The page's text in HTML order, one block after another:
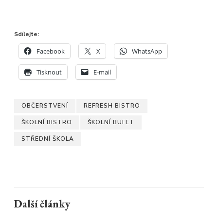
Sdílejte:
Facebook X WhatsApp
Tisknout E-mail
OBČERSTVENÍ REFRESH BISTRO
ŠKOLNÍ BISTRO ŠKOLNÍ BUFET
STŘEDNÍ ŠKOLA
Další články